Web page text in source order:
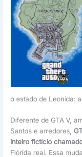
o estado de Leonida:
Diferente de GTA V,
Santos e arredores,
inteiro fictício
Flórida real. Essa